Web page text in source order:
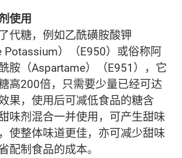
使用
代糖，例如乙酰磺胺酸钾
Potassium）（E950）或俗称阿
胺（Aspartame）（E951），它
高200倍，只需要少量已经可达
果，使用后可减低食品的糖含
味剂混合一并使用，可产生甜味
使整体味道更佳，亦可减少甜味
配制食品的成本。